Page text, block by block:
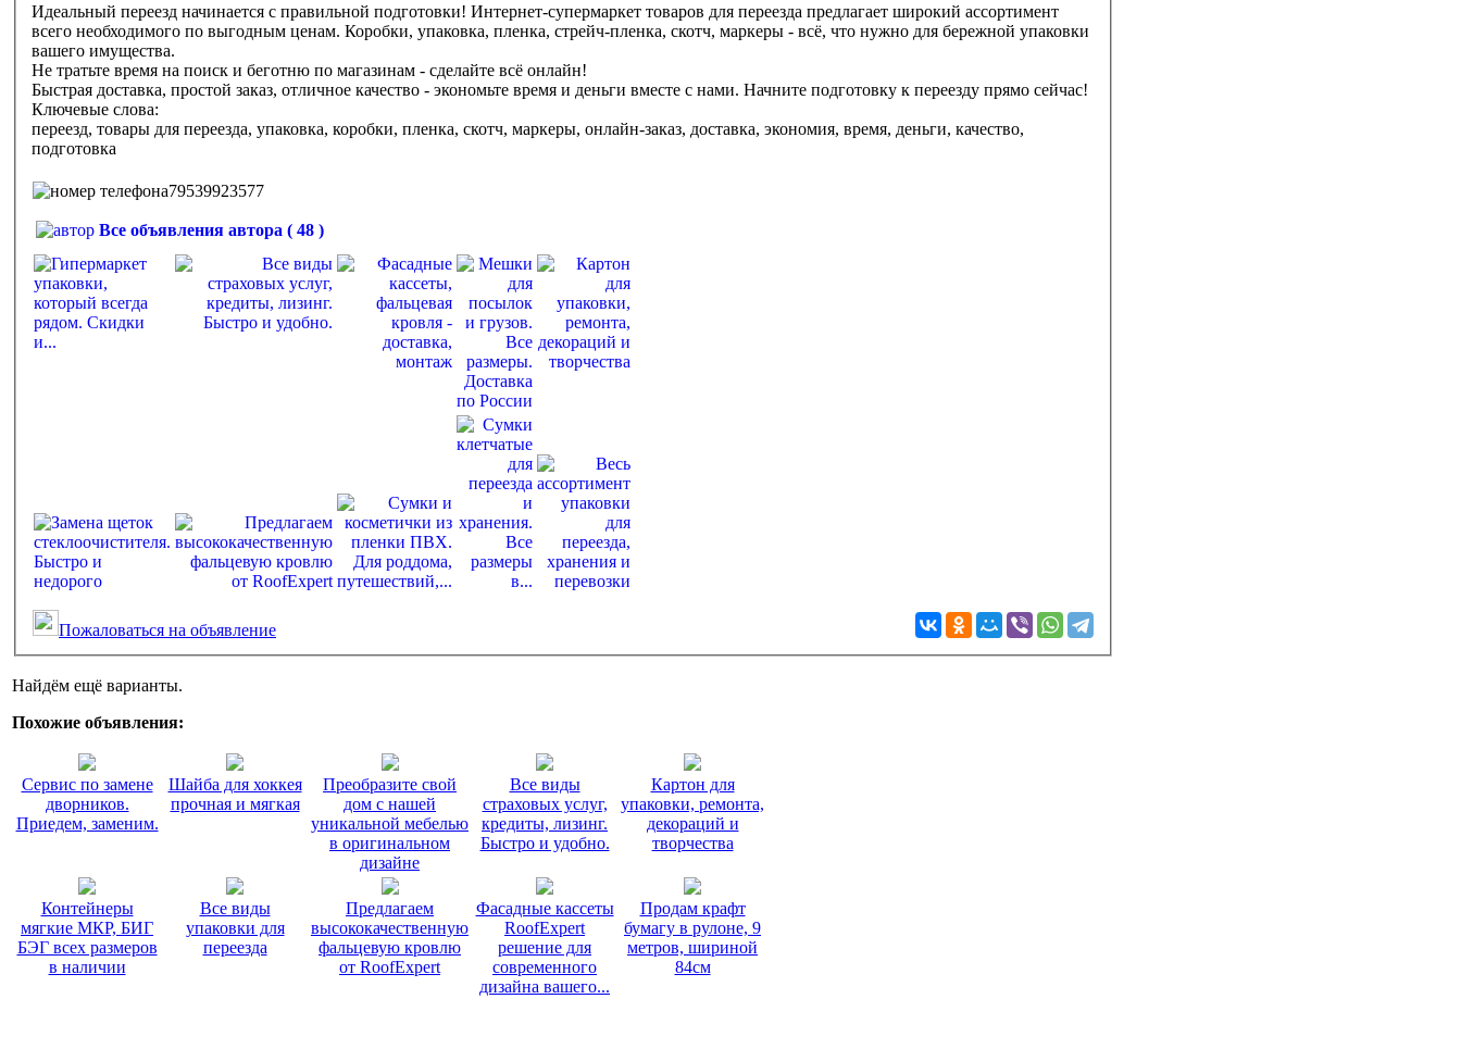
Идеальный переезд начинается с правильной подготовки! Интернет-супермаркет товаров для переезда предлагает широкий ассортимент
всего необходимого по выгодным ценам. Коробки, упаковка, пленка, стрейч-пленка, скотч, маркеры - всё, что нужно для бережной упаковки
вашего имущества.
Не тратьте время на поиск и беготню по магазинам - сделайте всё онлайн!
Быстрая доставка, простой заказ, отличное качество - экономьте время и деньги вместе с нами. Начните подготовку к переезду прямо сейчас!
Ключевые слова:
переезд, товары для переезда, упаковка, коробки, пленка, скотч, маркеры, онлайн-заказ, доставка, экономия, время, деньги, качество,
подготовка
79539923577
Все объявления автора ( 48 )
Пожаловаться на объявление
Найдём ещё варианты.
Похожие объявления:
Сервис по замене
дворников.
Приедем, заменим.
Шайба для хоккея
прочная и мягкая
Преобразите свой
дом с нашей
уникальной мебелью
в оригинальном
дизайне
Все виды
страховых услуг,
кредиты, лизинг.
Быстро и удобно.
Картон для
упаковки, ремонта,
декораций и
творчества
Контейнеры
мягкие МКР, БИГ
БЭГ всех размеров
в наличии
Все виды
упаковки для
переезда
Предлагаем
высококачественную
фальцевую кровлю
от RoofExpert
Фасадные кассеты
RoofExpert
решение для
современного
дизайна вашего...
Продам крафт
бумагу в рулоне, 9
метров, шириной
84см